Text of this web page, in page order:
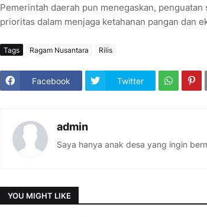
Pemerintah daerah pun menegaskan,
prioritas dalam menjaga ketahanan pangan dan
Tags Ragam Nusantara Rilis
Facebook Twitter
admin
Saya hanya anak desa yang ingin
YOU MIGHT LIKE